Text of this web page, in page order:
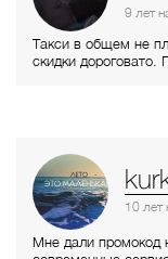
9 лет
Такси в общем не
скидки
подъехать, просто
сказать! Такси не
минут 10, машина
водитель сказал,
выбесили конкретно!
10 лет
Мне дали промокод